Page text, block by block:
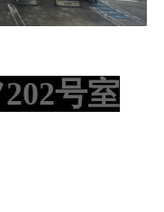
号室